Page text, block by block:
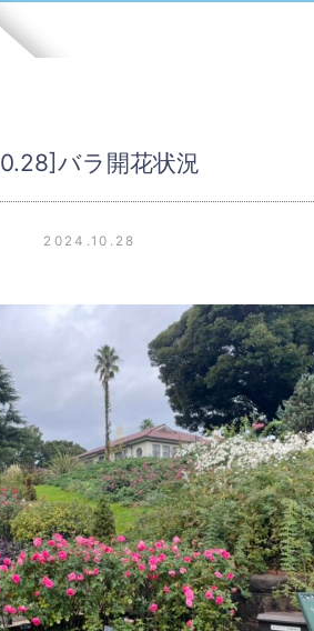
バラ開花状況
2024.10.28